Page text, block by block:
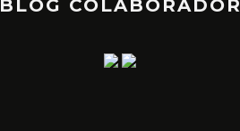
BLOG COLABORADOR